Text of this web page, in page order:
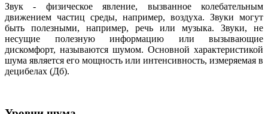
Звук - физическое явление, вызванное колебательным
движением частиц среды, например, воздуха. Звуки могут
быть полезными, например, речь или музыка. Звуки, не
несущие полезную информацию или вызывающие
дискомфорт, называются шумом. Основной характеристикой
шума является его мощность или интенсивность, измеряемая в
децибелах (Дб).